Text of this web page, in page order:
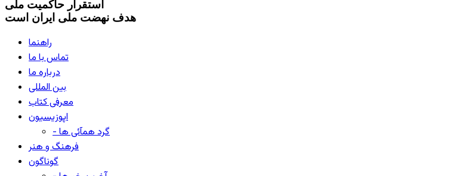
استقرار حاکميت ملی
هدف نهضت ملی ایران است
راهنما
تماس با ما
درباره ما
بین المللی
معرفی کتاب
اپوزیسیون
- گرد همآئی ها
فرهنگ و هنر
گوناگون